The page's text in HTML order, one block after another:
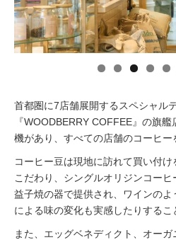
おしらせ
駅から探す
首都圏に7店舗展開するスペシャル
『WOODBERRY COFFEE』の旗
機があり、すべての店舗のコーヒー
コーヒー豆は現地に訪れて買い付
こだわり、シングルオリジンコーヒ
益子焼の器で提供され、ワインの
による味の変化も実感したりするこ
また、エッグベネディクト、オー